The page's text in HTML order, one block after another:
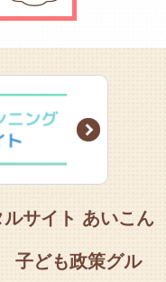
Next
サイト あいこん
子ども政策グル